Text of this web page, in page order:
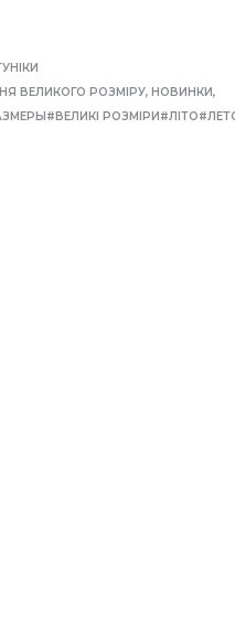
ВЕЛИКОГО РОЗМIРУ,НОВИНКИ,